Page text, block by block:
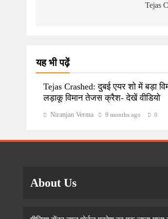
Tejas
यह भी पढ़ें
Tejas Crashed: दुबई एयर शो में बड़ा
लड़ाकू विमान तेजस क्रैश- देखें वीडियो
Niranjan Verma 9 months ago 0
About Us